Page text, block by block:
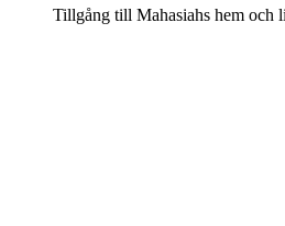
Tillgång till Mahasiahs hem och